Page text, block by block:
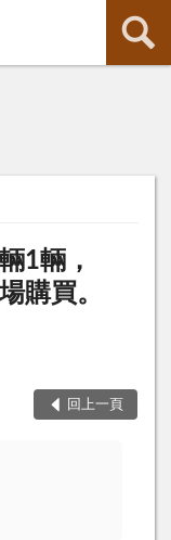
1輛，
購買。
回上一頁